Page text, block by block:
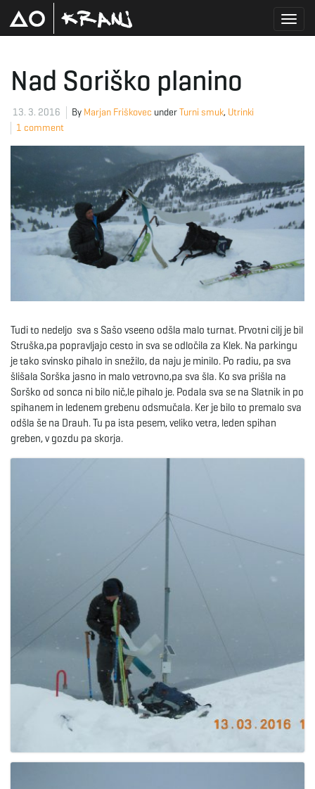
g
e
n
a
t
Nad Soriško planino
13. 3. 2016 By Marjan Friškovec underTurni smuk, Utrinki
1 comment
Tudi to nedeljo sva s Sašo vseeno odšla malo turnat. Prvotni cilj je bil
Struška,pa popravljajo cesto in sva se odločila za Klek. Na parkingu
je tako svinsko pihalo in snežilo, da naju je minilo. Po radiu, pa sva
šlišala Sorška jasno in malo vetrovno,pa sva šla. Ko sva prišla na
Sorško od sonca ni bilo nič,le pihalo je. Podala sva se na Slatnik in po
spihanem in ledenem grebenu odsmučala. Ker je bilo to premalo sva
odšla še na Drauh. Tu pa ista pesem, veliko vetra, leden spihan
greben, v gozdu pa skorja.